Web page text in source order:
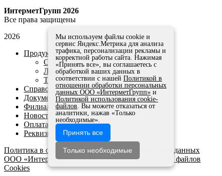
ИнтерметГрупп 2026
Все права защищены
2026
Продукция
Сортовой прокат
Листовой прокат
Трубы
Справочники и ГОСТы
Документы
Филиалы
Новости
Оплата, возврат, обмен
Реквизиты
Политика в отношении обработки персональных данных
ООО «ИнтерметГрупп» Политика использования файлов
Cookies
Мы используем файлы cookie и
сервис Яндекс.Метрика для анализа
трафика, персонализации рекламы и
корректной работы сайта. Нажимая
«Принять все», вы соглашаетесь с
обработкой ваших данных в
соответствии с нашей Политикой в
отношении обработки персональных
данных ООО «ИнтерметГрупп» и
Политикой использования cookie-
файлов. Вы можете отказаться от
аналитики, нажав «Только
необходимые».
Принять все
Только необходимые